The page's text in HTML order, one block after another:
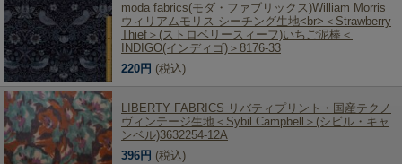
moda fabrics(モダ・ファブリックス)William Morris
ウィリアムモリス シーチング生地<br>＜Strawberry
Thief＞(ストロベリースィーフ)いちご泥棒＜
INDIGO(インディゴ)＞8176-33
220円 (税込)
LIBERTY FABRICS リバティプリント・国産テクノ
ヴィンテージ生地＜Sybil Campbell＞(シビル・キャ
ンベル)3632254-12A
396円 (税込)